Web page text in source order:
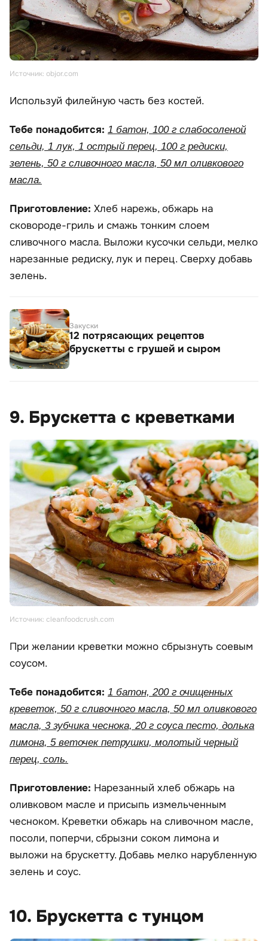
Источник: objor.com
Используй филейную часть без костей.
Тебе понадобится: 1 батон, 100 г слабосоленой
сельди, 1 лук, 1 острый перец, 100 г редиски,
зелень, 50 г сливочного масла, 50 мл оливкового
масла.
Приготовление: Хлеб нарежь, обжарь на
сковороде-гриль и смажь тонким слоем
сливочного масла. Выложи кусочки сельди, мелко
нарезанные редиску, лук и перец. Сверху добавь
зелень.
Закуски
12 потрясающих рецептов
брускетты с грушей и сыром
9. Брускетта с креветками
Источник: cleanfoodcrush.com
При желании креветки можно сбрызнуть соевым
соусом.
Тебе понадобится: 1 батон, 200 г очищенных
креветок, 50 г сливочного масла, 50 мл оливкового
масла, 3 зубчика чеснока, 20 г соуса песто, долька
лимона, 5 веточек петрушки, молотый черный
перец, соль.
Приготовление: Нарезанный хлеб обжарь на
оливковом масле и присыпь измельченным
чесноком. Креветки обжарь на сливочном масле,
посоли, поперчи, сбрызни соком лимона и
выложи на брускетту. Добавь мелко нарубленную
зелень и соус.
10. Брускетта с тунцом